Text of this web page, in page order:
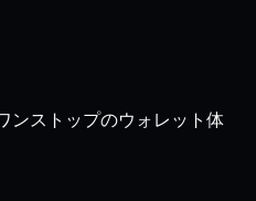
ンストップのウォレット体